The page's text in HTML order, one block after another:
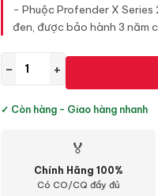
- Phuộc Profender X
đen, được bảo hành 3 năm
− +
✓ Còn hàng - Giao hàng nhanh
🏅
Chính Hãng 100%
Có CO/CQ đầy đủ